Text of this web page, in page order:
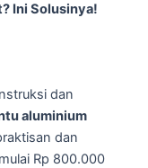
Ini Solusinya!
dan
aluminium
dan
Rp 800.000